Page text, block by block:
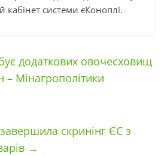
кабінет системи єКоноплі.
додаткових овочесховищ
– Мінагрополітики
скринінг ЄС з
→